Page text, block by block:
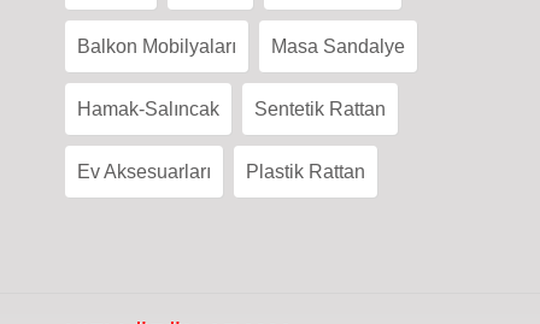
Balkon Mobilyaları Masa Sandalye
Hamak-Salıncak Sentetik Rattan
Ev Aksesuarları Plastik Rattan